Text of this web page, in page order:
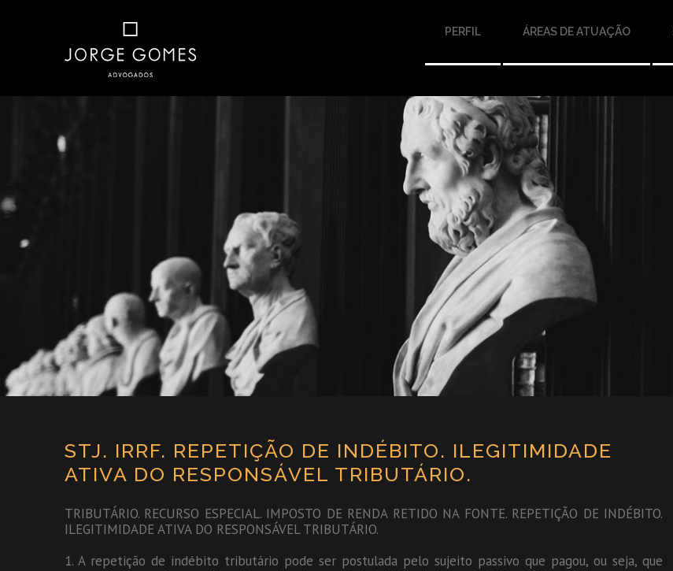
PERFIL ÁREAS DE ATUAÇÃO
STJ. IRRF. REPETIÇÃO DE INDÉBITO. ILEGITIMIDADE
ATIVA DO RESPONSÁVEL TRIBUTÁRIO.
TRIBUTÁRIO. RECURSO ESPECIAL. IMPOSTO DE RENDA RETIDO NA FONTE. REPETIÇÃO DE INDÉBITO.
ILEGITIMIDADE ATIVA DO RESPONSÁVEL TRIBUTÁRIO.
1. A repetição de indébito tributário pode ser postulada pelo sujeito passivo que pagou, ou seja, que